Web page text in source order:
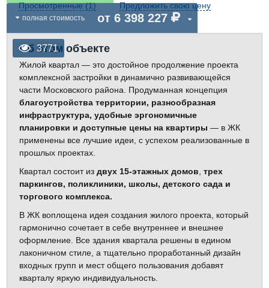
Просмотренные (1)
Предложить свою цену
3771
полная стоимость от 6 398 227
Об этом объекте
Жилой квартал — это достойное продолжение проекта
комплексной застройки в динамично развивающейся
части Московского района. Продуманная концепция
благоустройства территории, разнообразная
инфраструктура, удобные эргономичные
планировки и доступные цены на квартиры — в ЖК
применены все лучшие идеи, с успехом реализованные в
прошлых проектах.
Квартал состоит издвух 15‐этажных домов ,трех
паркингов, поликлиники, школы, детского сада и
торгового комплекса.
В ЖК воплощена идея создания жилого проекта, который
гармонично сочетает в себе внутреннее и внешнее
оформление. Все здания квартала решены в едином
лаконичном стиле, а тщательно проработанный дизайн
входных групп и мест общего пользования добавят
кварталу яркую индивидуальность.